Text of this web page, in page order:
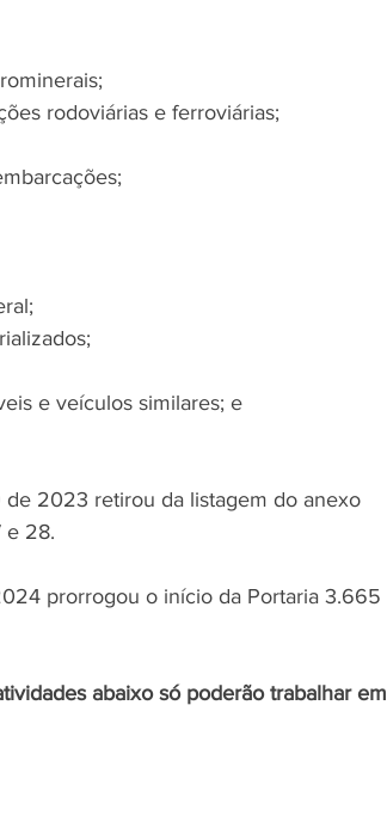
rodoviárias e ferroviárias;
e veículos similares; e
de 2023 retirou da listagem do anexo
e 28.
prorrogou o início da Portaria 3.665
abaixo só poderão trabalhar em